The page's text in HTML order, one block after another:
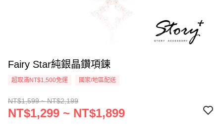
Fairy Star純銀晶鑽項鍊
超取滿NT$1,500免運 國家/地區配送
NT$1,599 ~ NT$2,199
NT$1,299 ~ NT$1,899